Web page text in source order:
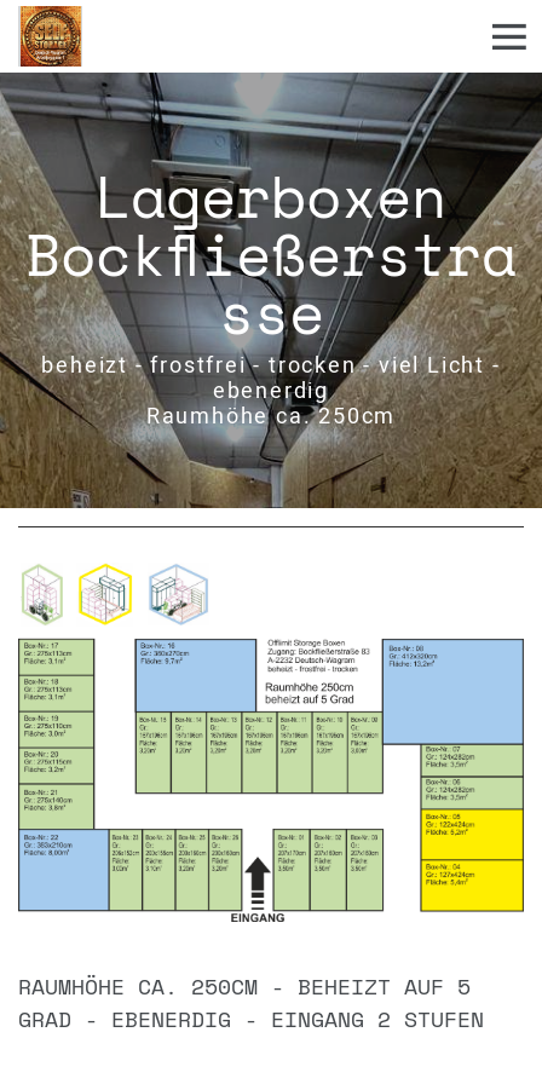
Lagerboxen
Bockfließerstra
sse
beheizt - frostfrei - trocken - viel Licht -
ebenerdig
Raumhöhe ca. 250cm
RAUMHÖHE CA. 250CM - BEHEIZT AUF 5
GRAD - EBENERDIG - EINGANG 2 STUFEN